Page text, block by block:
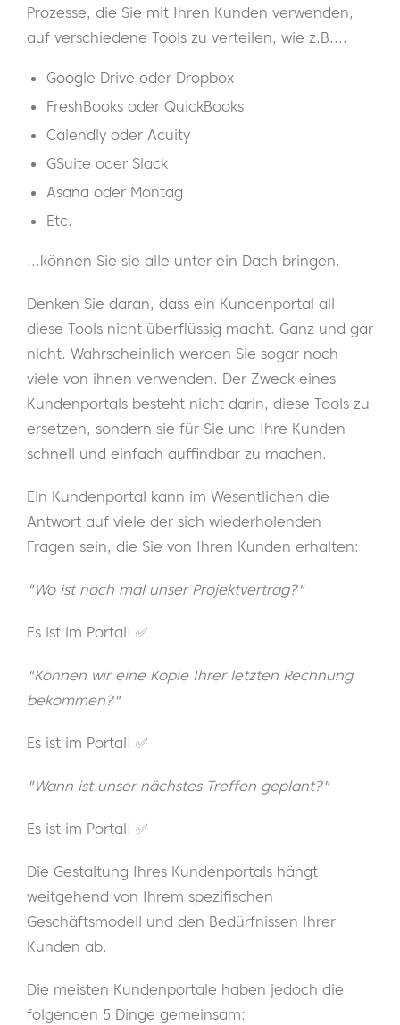
Prozesse, die Sie mit Ihren Kunden verwenden,
auf verschiedene Tools zu verteilen, wie z.B....
Google Drive oder Dropbox
FreshBooks oder QuickBooks
Calendly oder Acuity
GSuite oder Slack
Asana oder Montag
Etc.
...können Sie sie alle unter ein Dach bringen.
Denken Sie daran, dass ein Kundenportal all
diese Tools nicht überflüssig macht. Ganz und gar
nicht. Wahrscheinlich werden Sie sogar noch
viele von ihnen verwenden. Der Zweck eines
Kundenportals besteht nicht darin, diese Tools zu
ersetzen, sondern sie für Sie und Ihre Kunden
schnell und einfach auffindbar zu machen.
Ein Kundenportal kann im Wesentlichen die
Antwort auf viele der sich wiederholenden
Fragen sein, die Sie von Ihren Kunden erhalten:
"Wo ist noch mal unser Projektvertrag?"
Es ist im Portal! ✅
"Können wir eine Kopie Ihrer letzten Rechnung
bekommen?"
Es ist im Portal! ✅
"Wann ist unser nächstes Treffen geplant?"
Es ist im Portal! ✅
Die Gestaltung Ihres Kundenportals hängt
weitgehend von Ihrem spezifischen
Geschäftsmodell und den Bedürfnissen Ihrer
Kunden ab.
Die meisten Kundenportale haben jedoch die
folgenden 5 Dinge gemeinsam: